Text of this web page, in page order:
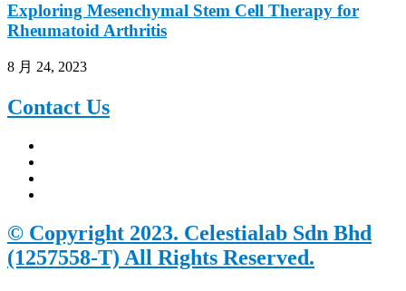
Exploring Mesenchymal Stem Cell Therapy for
Rheumatoid Arthritis
8 月 24, 2023
Contact Us
© Copyright 2023. Celestialab Sdn Bhd
(1257558-T) All Rights Reserved.